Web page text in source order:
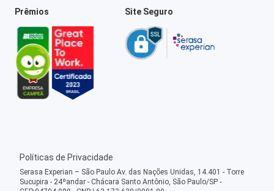
Prêmios Site Seguro
Políticas de Privacidade
Serasa Experian – São Paulo Av. das Nações Unidas, 14.401 - Torre
Sucupira - 24ºandar - Chácara Santo Antônio, São Paulo/SP -